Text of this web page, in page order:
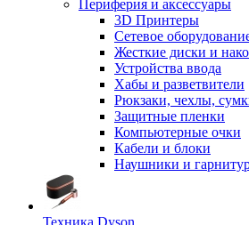
Периферия и аксессуары
3D Принтеры
Сетевое
Жесткие диски и
Устройства ввода
Хабы и разветвители
Рюкзаки, чехлы,
Защитные пленки
Компьютерные очки
Кабели и блоки
Наушники и
Техника Dyson